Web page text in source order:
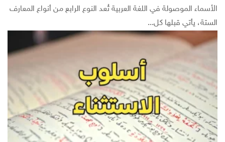
الأسماء الموصولة في اللغة العربية تُعد النوع الرابع من أنواع المعارف
الستة، يأتي قبلها كل...